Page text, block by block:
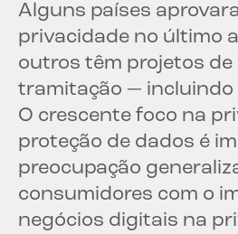
Alguns países
privacidade no último
outros têm projetos de
tramitação — incluindo
O crescente foco na
proteção de dados é
preocupação
consumidores com o
negócios digitais na